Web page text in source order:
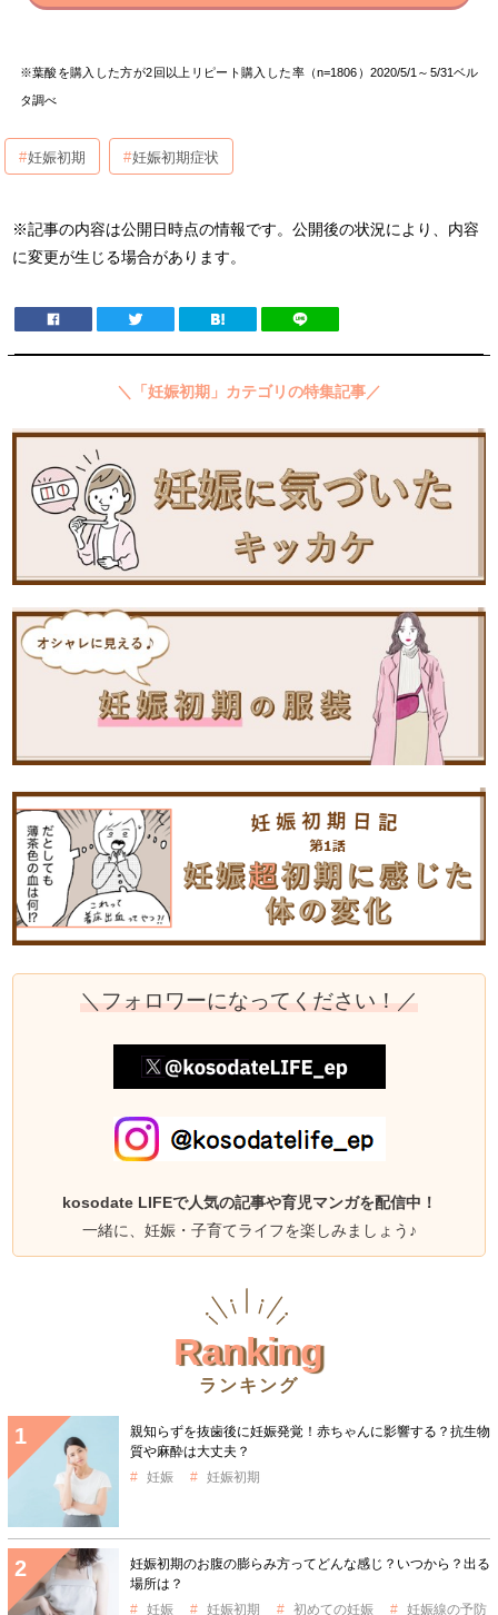
※葉酸を購入した方が2回以上リピート購入した率（n=1806）2020/5/1～5/31ベル
タ調べ
妊娠初期 妊娠初期症状
※記事の内容は公開日時点の情報です。公開後の状況により、内容
に変更が生じる場合があります。
＼「妊娠初期」カテゴリの特集記事／
＼フォロワーになってください！／
kosodate LIFEで人気の記事や育児マンガを配信中！
一緒に、妊娠・子育てライフを楽しみましょう♪
Ranking
ランキング
親知らずを抜歯後に妊娠発覚！赤ちゃんに影響する？抗生物
質や麻酔は大丈夫？
妊娠
妊娠初期
妊娠初期のお腹の膨らみ方ってどんな感じ？いつから？出る
場所は？
妊娠
妊娠初期 初めての妊娠 妊娠線の予防